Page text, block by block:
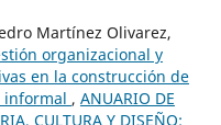
Martínez Olivarez,
organizacional y
en la construcción de
informal , ANUARIO DE
CULTURA Y DISEÑO: